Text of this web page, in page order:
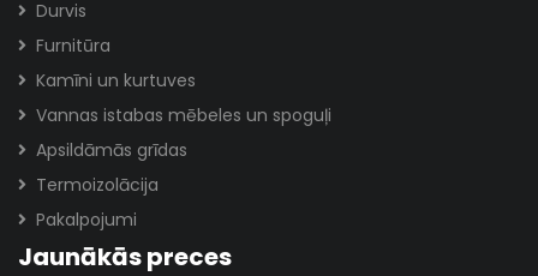
Durvis
Furnitūra
Kamīni un kurtuves
Vannas istabas mēbeles un spoguļi
Apsildāmās grīdas
Termoizolācija
Pakalpojumi
Jaunākās preces